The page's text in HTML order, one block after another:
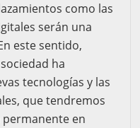
como las
serán una
este sentido,
ha
tecnologías y las
que tendremos
en